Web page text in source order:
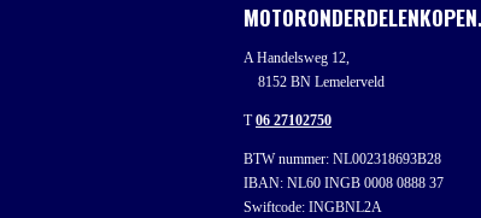
A Handelsweg 12,
8152 BN Lemelerveld
T06 27102750
BTW nummer: NL002318693B28
IBAN: NL60 INGB 0008 0888 37
Swiftcode: INGBNL2A